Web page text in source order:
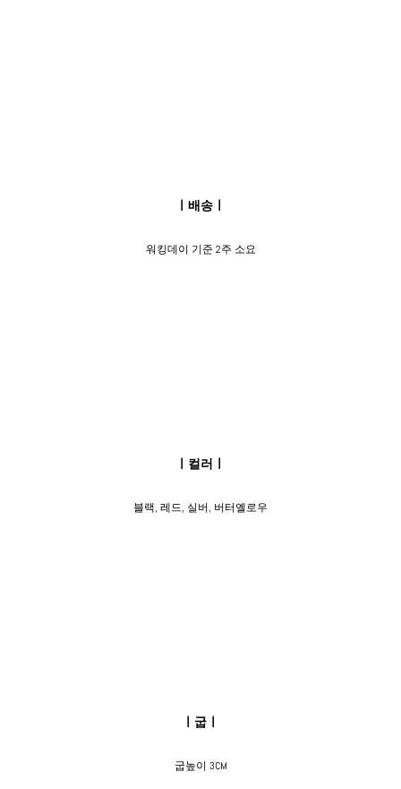
ㅣ배송ㅣ
워킹데이 기준 2주 소요
ㅣ컬러ㅣ
블랙, 레드, 실버, 버터옐로우
ㅣ굽ㅣ
굽높이 3CM